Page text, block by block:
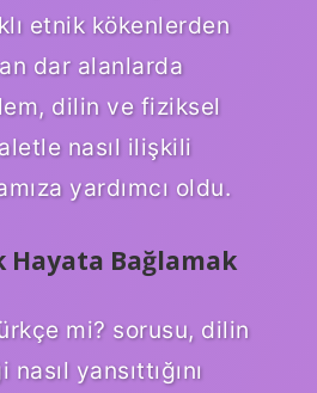
etnik kökenlerden
dar alanlarda
dilin ve fiziksel
nasıl ilişkili
yardımcı oldu.
Bağlamak
mi? sorusu, dilin
yansıttığını